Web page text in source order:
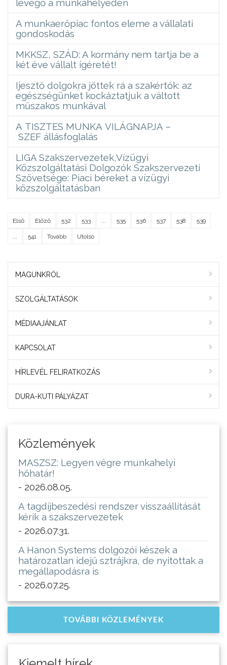
levegő a munkahelyeden
A munkaerőpiac fontos eleme a vállalati
gondoskodás
MKKSZ, SZÁD: A kormány nem tartja be a
két éve vállalt ígéretét!
Ijesztő dolgokra jöttek rá a szakértők: az
egészségünket kockáztatjuk a váltott
műszakos munkával
A TISZTES MUNKA VILÁGNAPJA –
SZEF állásfoglalás
LIGA Szakszervezetek,Vízügyi
Közszolgáltatási Dolgozók Szakszervezeti
Szövetsége: Piaci béreket a vízügyi
közszolgáltatásban
Első Előző 532 533 535 536 537 538 539
541 Tovább Utolsó
MAGUNKRÓL
SZOLGÁLTATÁSOK
MÉDIAAJÁNLAT
KAPCSOLAT
HÍRLEVÉL FELIRATKOZÁS
DURA-KUTI PÁLYÁZAT
Közlemények
MASZSZ: Legyen végre munkahelyi
hőhatár!
- 2026.08.05.
A tagdíjbeszedési rendszer visszaállítását
kérik a szakszervezetek
- 2026.07.31.
A Hanon Systems dolgozói készek a
határozatlan idejű sztrájkra, de nyitottak a
megállapodásra is
- 2026.07.25.
TOVÁBBI KÖZLEMÉNYEK